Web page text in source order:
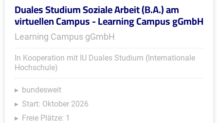
Duales Studium Soziale Arbeit (B.A.) am
virtuellen Campus - Learning Campus gGmbH
Learning Campus gGmbH
In Kooperation mit IU Duales Studium (Internationale
Hochschule)
bundesweit
Start: Oktober 2026
Freie Plätze: 1